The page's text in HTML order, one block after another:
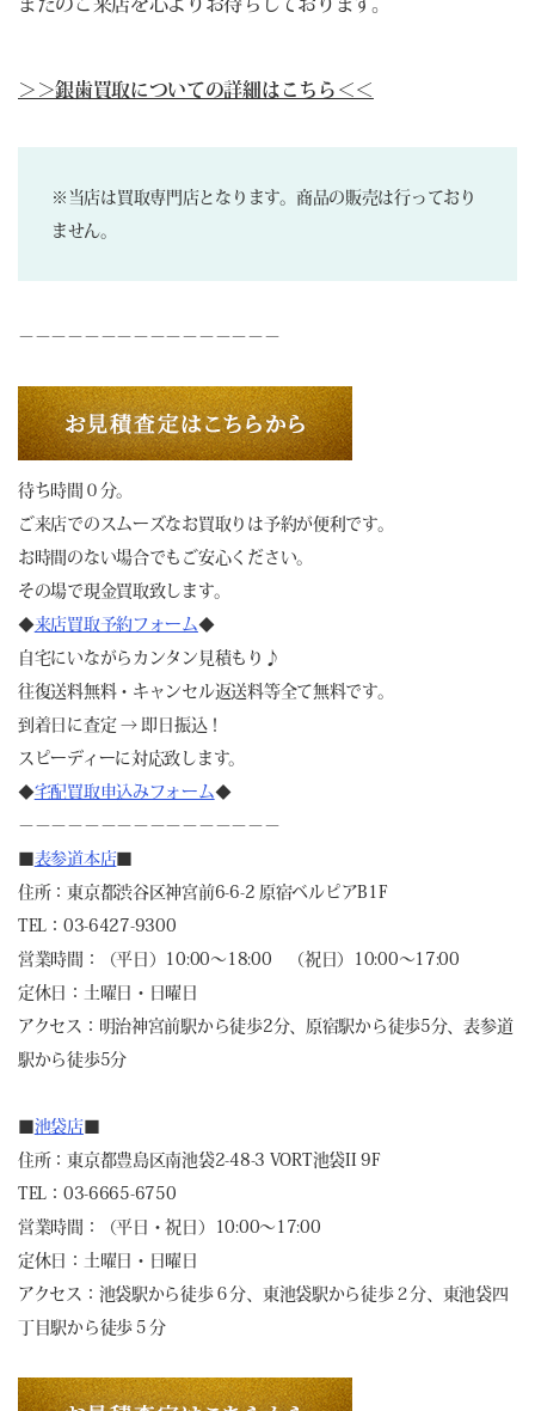
＞＞銀歯買取についての詳細はこちら＜＜
※当店は買取専門店となります。商品の販売は行っており
ません。
－－－－－－－－－－－－－－－－
待ち時間０分。
ご来店でのスムーズなお買取りは予約が便利です。
お時間のない場合でもご安心ください。
その場で現金買取致します。
◆来店買取予約フォーム◆
自宅にいながらカンタン見積もり♪
往復送料無料・キャンセル返送料等全て無料です。
到着日に査定 → 即日振込！
スピーディーに対応致します。
◆宅配買取申込みフォーム◆
－－－－－－－－－－－－－－－－
■表参道本店■
住所：東京都渋谷区神宮前6-6-2 原宿ベルピアB1F
TEL：03-6427-9300
営業時間：（平日）10:00～18:00 （祝日）10:00～17:00
定休日：土曜日・日曜日
アクセス：明治神宮前駅から徒歩2分、原宿駅から徒歩5分、表参道
駅から徒歩5分
■池袋店■
住所：東京都豊島区南池袋2-48-3 VORT池袋II 9F
TEL：03-6665-6750
営業時間：（平日・祝日）10:00～17:00
定休日：土曜日・日曜日
アクセス：池袋駅から徒歩６分、東池袋駅から徒歩２分、東池袋四
丁目駅から徒歩５分